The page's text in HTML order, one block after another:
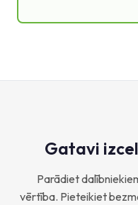
Gatavi
Parādiet
vērtība. Pieteikiet